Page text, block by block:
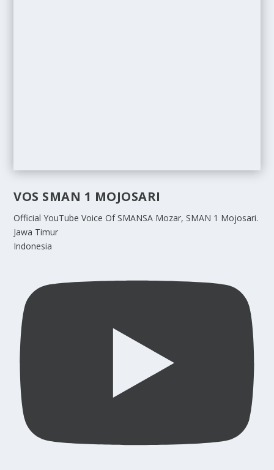
VOS SMAN 1 MOJOSARI
Official YouTube Voice Of SMANSA Mozar, SMAN 1 Mojosari.
Jawa Timur
Indonesia